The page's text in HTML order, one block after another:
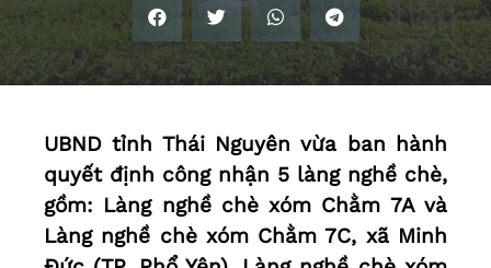
UBND tỉnh Thái Nguyên vừa ban hành
quyết định công nhận 5 làng nghề chè,
gồm: Làng nghề chè xóm Chằm 7A và
Làng nghề chè xóm Chằm 7C, xã Minh